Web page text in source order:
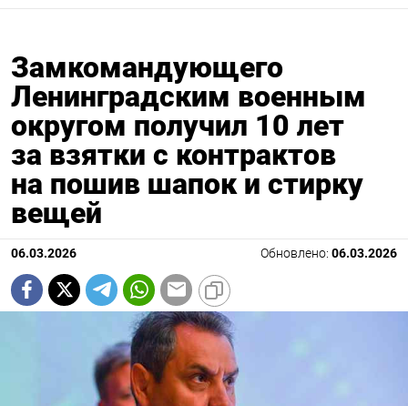
Замкомандующего
Ленинградским военным
округом получил 10 лет
за взятки с контрактов
на пошив шапок и стирку
вещей
06.03.2026 Обновлено: 06.03.2026